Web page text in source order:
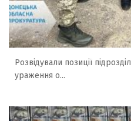
Розвідували позиції
ураження о...